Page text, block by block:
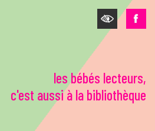
les bébés lecteurs,
c'est aussi à la bibliothèque